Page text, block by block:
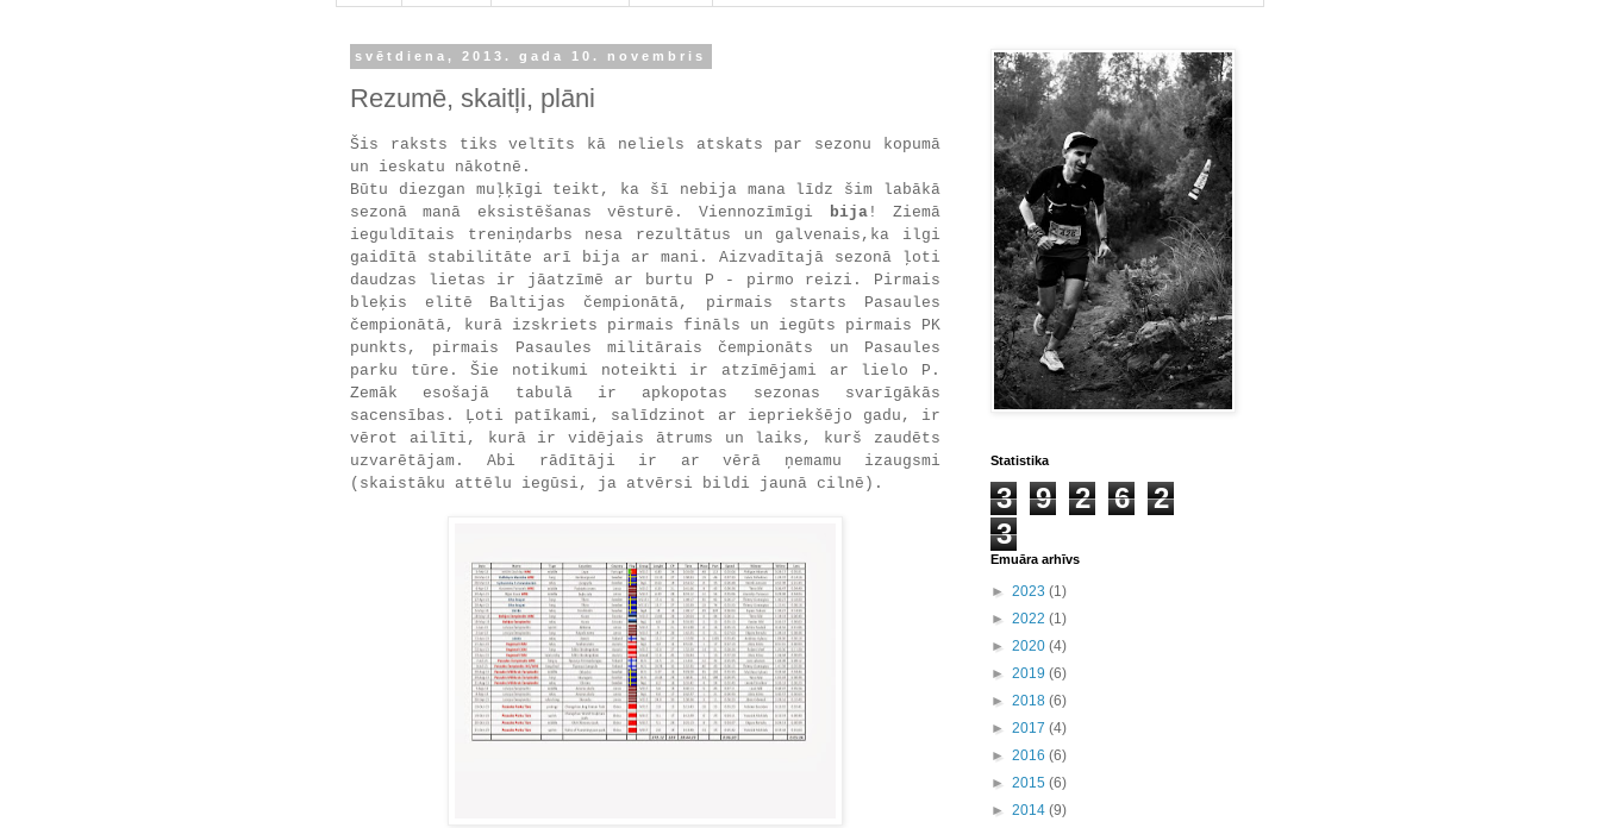
svētdiena, 2013. gada 10. novembris
Rezumē, skaitļi, plāni
Šis raksts tiks veltīts kā neliels atskats par sezonu kopumā
un ieskatu nākotnē.
Būtu diezgan muļķīgi teikt, ka šī nebija mana līdz šim labākā
sezonā manā eksistēšanas vēsturē. Viennozīmīgi bija! Ziemā
ieguldītais treniņdarbs nesa rezultātus un galvenais,ka ilgi
gaidītā stabilitāte arī bija ar mani. Aizvadītajā sezonā ļoti
daudzas lietas ir jāatzīmē ar burtu P - pirmo reizi. Pirmais
bleķis elitē Baltijas čempionātā, pirmais starts Pasaules
čempionātā, kurā izskriets pirmais fināls un iegūts pirmais PK
punkts, pirmais Pasaules militārais čempionāts un Pasaules
parku tūre. Šie notikumi noteikti ir atzīmējami ar lielo P.
Zemāk esošajā tabulā ir apkopotas sezonas svarīgākās
sacensības. Ļoti patīkami, salīdzinot ar iepriekšējo gadu, ir
vērot ailīti, kurā ir vidējais ātrums un laiks, kurš zaudēts
uzvarētājam. Abi rādītāji ir ar vērā ņemamu izaugsmi
(skaistāku attēlu iegūsi, ja atvērsi bildi jaunā cilnē).
Statistika
3 9 2 6
2
3
Emuāra arhīvs
► 2023 (1)
► 2022 (1)
► 2020 (4)
► 2019 (6)
► 2018 (6)
► 2017 (4)
► 2016 (6)
► 2015 (6)
► 2014 (9)